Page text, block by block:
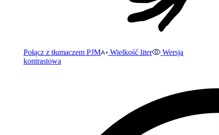
Połącz z tłumaczem PJM Wielkość liter
Wersja
kontrastowa